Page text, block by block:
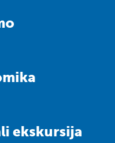
ekskursija